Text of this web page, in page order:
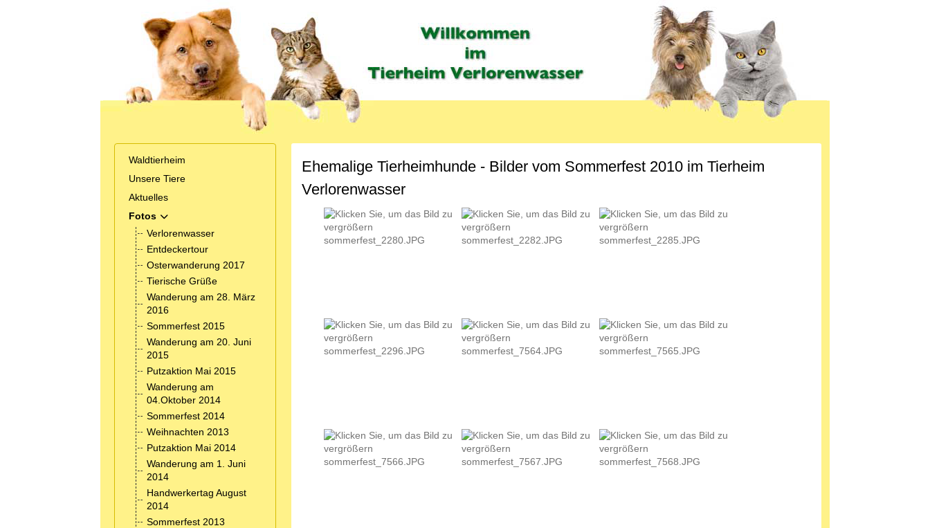
Waldtierheim
Unsere Tiere
Aktuelles
Fotos
MOD_MENU_TOGGLE_SUBMENU_LABEL
Verlorenwasser
Entdeckertour
Osterwanderung 2017
Tierische Grüße
Wanderung am 28. März
2016
Sommerfest 2015
Wanderung am 20. Juni
2015
Putzaktion Mai 2015
Wanderung am
04.Oktober 2014
Sommerfest 2014
Weihnachten 2013
Putzaktion Mai 2014
Wanderung am 1. Juni
2014
Handwerkertag August
2014
Sommerfest 2013
Ehemalige Tierheimhunde - Bilder vom Sommerfest 2010 im Tierheim
Verlorenwasser